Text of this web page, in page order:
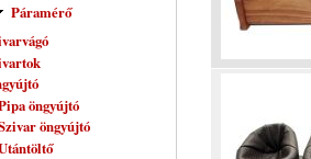
Páramérő
öngyújtó
öngyújtó